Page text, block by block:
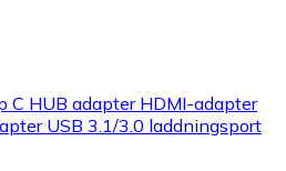
C HUB adapter HDMI-adapter
USB 3.1/3.0 laddningsport